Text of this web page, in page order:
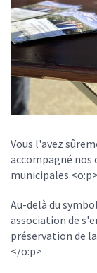
Vous l'avez
accompagné nos
Au-delà du
association de
préservation de
</o:p>